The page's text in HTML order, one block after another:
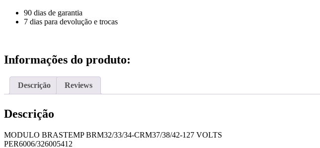
CRM37/38/42-
90 dias de garantia
7 dias para devolução e trocas
Informações do produto:
Descrição Reviews
Descrição
MODULO BRASTEMP BRM32/33/34-CRM37/38/42-127 VOLTS
PER6006/326005412